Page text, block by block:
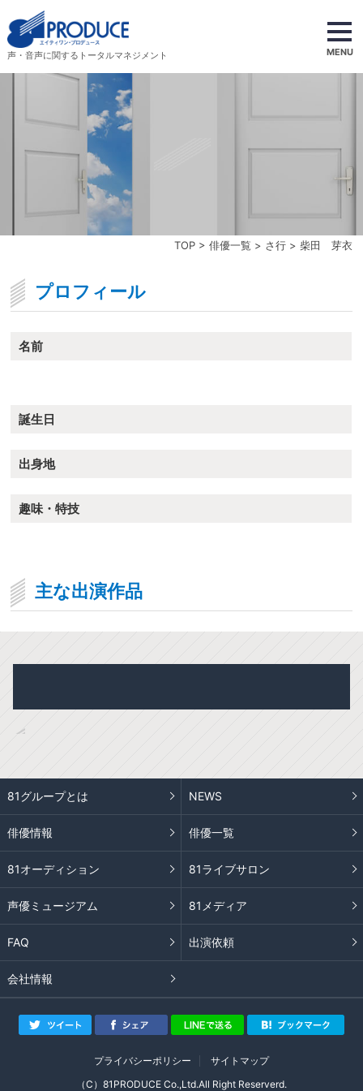
声・音声に関するトータルマネジメント MENU
TOP> 俳優一覧 > さ行> 柴田 芽衣
プロフィール
名前
誕生日
出身地
趣味・特技
主な出演作品
81グループとは NEWS
俳優情報 俳優一覧
81オーディション 81ライブサロン
声優ミュージアム 81メディア
FAQ 出演依頼
会社情報
プライバシーポリシー
サイトマップ
（C）81PRODUCE Co.,Ltd.All Right Reserverd.